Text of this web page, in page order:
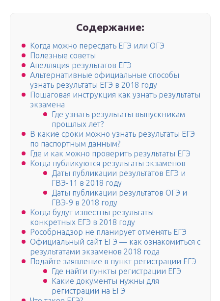
Содержание:
Когда можно пересдать ЕГЭ или ОГЭ
Полезные советы
Апелляция результатов ЕГЭ
Альтернативные официальные способы
узнать результаты ЕГЭ в 2018 году
Пошаговая инструкция как узнать результаты
экзамена
Где узнать результаты выпускникам
прошлых лет?
В какие сроки можно узнать результаты ЕГЭ
по паспортным данным?
Где и как можно проверить результаты ЕГЭ
Когда публикуются результаты экзаменов
Даты публикации результатов ЕГЭ и
ГВЭ-11 в 2018 году
Даты публикации результатов ОГЭ и
ГВЭ-9 в 2018 году
Когда будут известны результаты
конкретных ЕГЭ в 2018 году
Рособрнадзор не планирует отменять ЕГЭ
Официальный сайт ЕГЭ — как ознакомиться с
результатами экзаменов 2018 года
Подайте заявление в пункт регистрации ЕГЭ
Где найти пункты регистрации ЕГЭ
Какие документы нужны для
регистрации на ЕГЭ